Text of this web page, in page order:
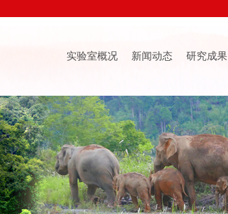
实验室概况 新闻动态 研究成果